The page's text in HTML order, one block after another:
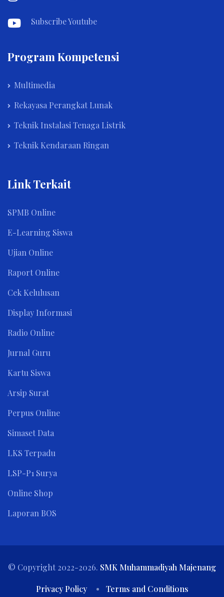
Subscribe Youtube
Program Kompetensi
Multimedia
Rekayasa Perangkat Lunak
Teknik Instalasi Tenaga Listrik
Teknik Kendaraan Ringan
Link Terkait
SPMB Online
E-Learning Siswa
Ujian Online
Raport Online
Cek Kelulusan
Display Informasi
Radio Online
Jurnal Guru
Kartu Siswa
Arsip Surat
Perpus Online
Simaset Data
LKS Terpadu
LSP-P1 Surya
Online Shop
Laporan BOS
© Copyright 2022-2026. SMK Muhammadiyah Majenang
Privacy Policy Terms and Conditions